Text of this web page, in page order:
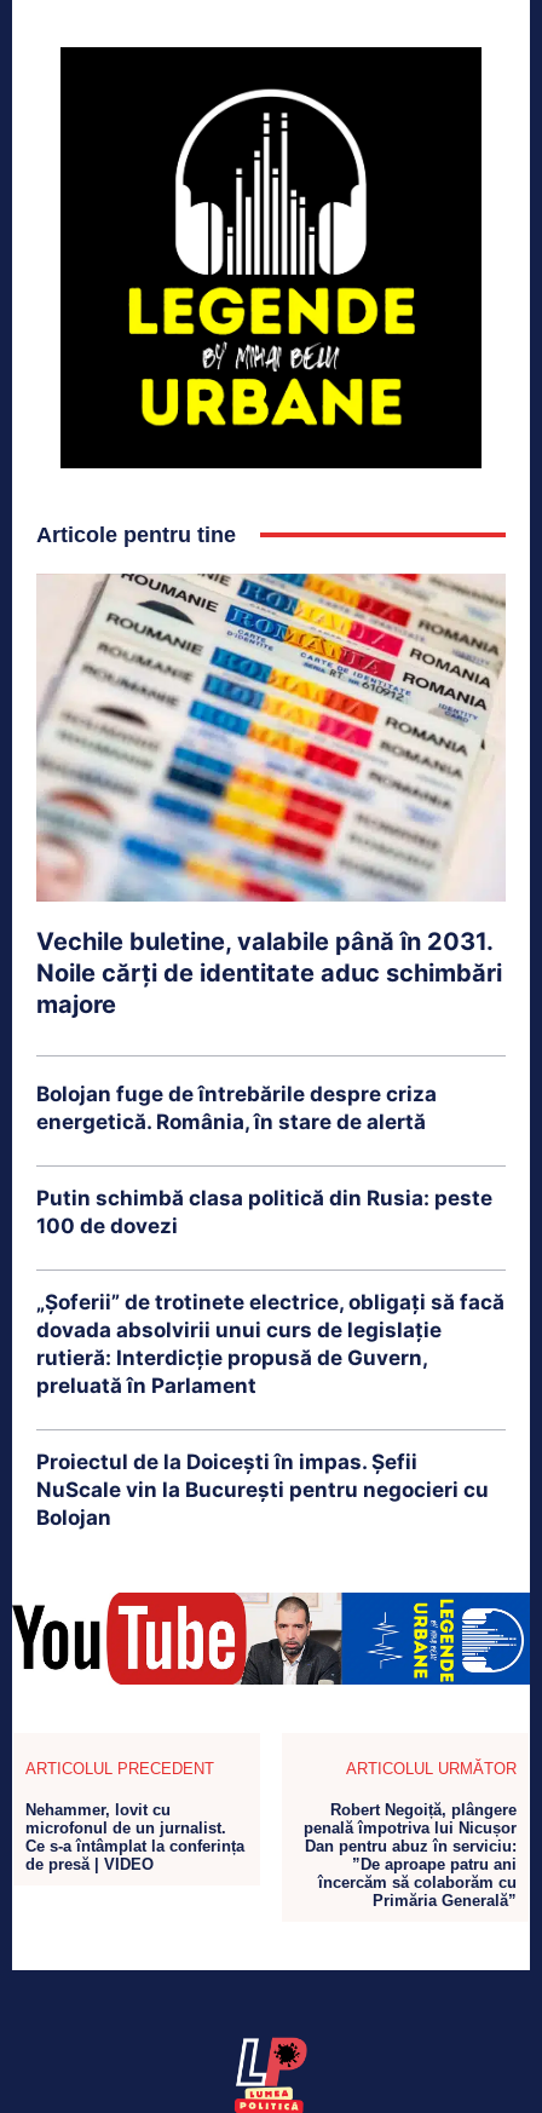
Articole pentru tine
Vechile buletine, valabile până în 2031.
Noile cărți de identitate aduc schimbări
majore
Bolojan fuge de întrebările despre criza
energetică. România, în stare de alertă
Putin schimbă clasa politică din Rusia: peste
100 de dovezi
„Șoferii” de trotinete electrice, obligați să facă
dovada absolvirii unui curs de legislație
rutieră: Interdicție propusă de Guvern,
preluată în Parlament
Proiectul de la Doicești în impas. Șefii
NuScale vin la București pentru negocieri cu
Bolojan
ARTICOLUL PRECEDENT
Nehammer, lovit cu
microfonul de un jurnalist.
Ce s-a întâmplat la conferința
de presă | VIDEO
ARTICOLUL URMĂTOR
Robert Negoiță, plângere
penală împotriva lui Nicușor
Dan pentru abuz în serviciu:
”De aproape patru ani
încercăm să colaborăm cu
Primăria Generală”